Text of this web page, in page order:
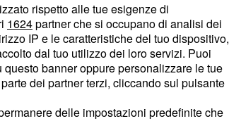
rispetto alle tue esigenze di
1624partner che si occupano di analisi dei
IP e le caratteristiche del tuo dispositivo,
dal tuo utilizzo dei loro servizi. Puoi
questo banner oppure personalizzare le tue
dei partner terzi, cliccando sul pulsante
delle impostazioni predefinite che